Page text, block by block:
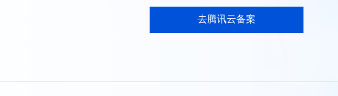
去腾讯云备案